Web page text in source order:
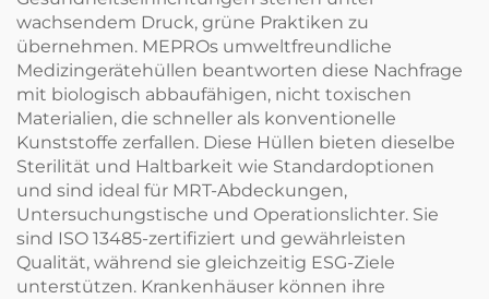
wachsendem Druck, grüne Praktiken zu
übernehmen. MEPROs umweltfreundliche
Medizingerätehüllen beantworten diese Nachfrage
mit biologisch abbaufähigen, nicht toxischen
Materialien, die schneller als konventionelle
Kunststoffe zerfallen. Diese Hüllen bieten dieselbe
Sterilität und Haltbarkeit wie Standardoptionen
und sind ideal für MRT-Abdeckungen,
Untersuchungstische und Operationslichter. Sie
sind ISO 13485-zertifiziert und gewährleisten
Qualität, während sie gleichzeitig ESG-Ziele
unterstützen. Krankenhäuser können ihre